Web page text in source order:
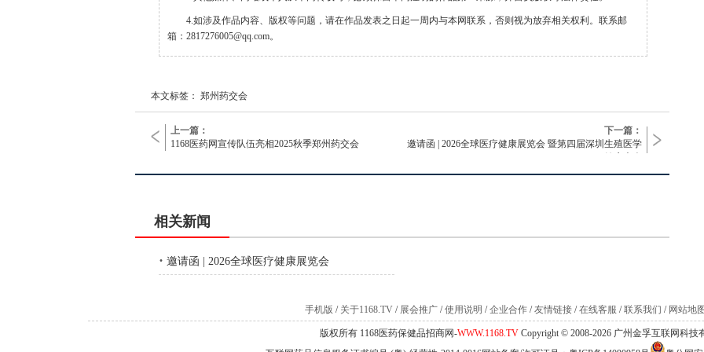
4.如涉及作品内容、版权等问题，请在作品发表之日起一周内与本网联系，否则视为放弃相关权利。联系邮
箱：2817276005@qq.com。
本文标签： 郑州药交会
上一篇：
1168医药网宣传队伍亮相2025秋季郑州药交会
下一篇：
邀请函 | 2026全球医疗健康展览会 暨第四届深圳生殖医学
相关新闻
· 邀请函 | 2026全球医疗健康展览会
手机版 / 关于1168.TV / 展会推广 /使用说明 /企业合作 /友情链接 /在线客服 /联系我们 / 网站地图
版权所有 1168医药保健品招商网-WWW.1168.TV Copyright © 2008-2026 广州金孚互联网科技